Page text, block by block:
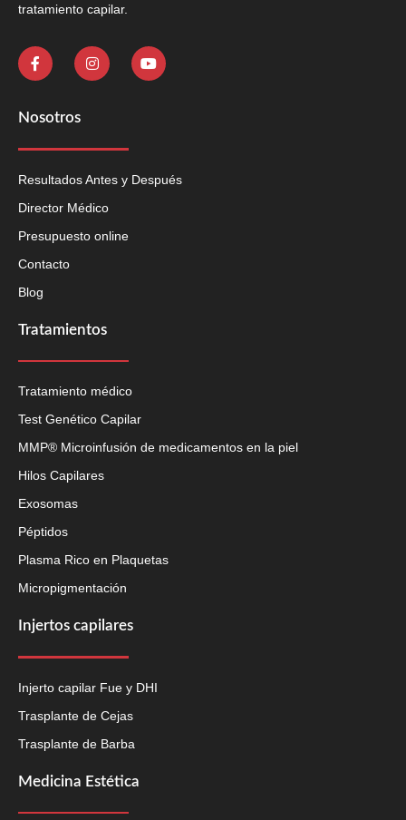
tratamiento capilar.
Nosotros
Resultados Antes y Después
Director Médico
Presupuesto online
Contacto
Blog
Tratamientos
Tratamiento médico
Test Genético Capilar
MMP® Microinfusión de medicamentos en la piel
Hilos Capilares
Exosomas
Péptidos
Plasma Rico en Plaquetas
Micropigmentación
Injertos capilares
Injerto capilar Fue y DHI
Trasplante de Cejas
Trasplante de Barba
Medicina Estética